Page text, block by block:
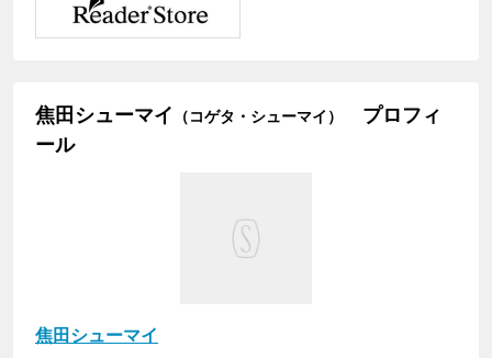
焦田シューマイ （コゲタ・シューマイ）
プロフィ
ール
焦田シューマイ